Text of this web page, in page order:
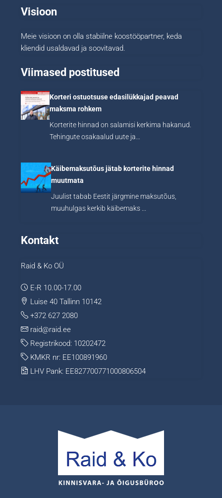
Visioon
Meie visioon on olla stabiilne koostööpartner, keda
kliendid usaldavad ja soovitavad.
Viimased postitused
Korteri ostuotsuse edasilükkajad peavad
maksma rohkem
Korterite hinnad on salamisi kerkima hakanud.
Tehingute osakaalud uute ja…
Käibemaksutõus jätab korterite hinnad
muutmata
Juulist tabab Eestit järgmine maksutõus,
muuhulgas kerkib käibemaks ...
Kontakt
Raid & Ko OÜ
E-R 10.00-17.00
Luise 40 Tallinn 10142
+372 627 2080
raid@raid.ee
Registrikood: 10202472
KMKR nr: EE100891960
LHV Pank: EE827700771000806504